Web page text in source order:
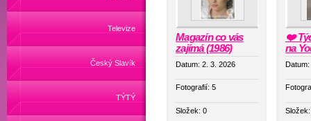
Televize
Český Slavík
TÝTÝ
Magazín co vás
zajímá (1986)
Datum: 2. 3. 2026
Fotografií: 5
Složek: 0
❤️
na
Datum: